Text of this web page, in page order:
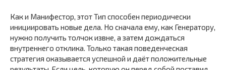
Как и Манифестор, этот Тип способен периодически
инициировать новые дела. Но сначала ему, как Генератору,
нужно получить толчок извне, а затем дождаться
внутреннего отклика. Только такая поведенческая
стратегия оказывается успешной и даёт положительные